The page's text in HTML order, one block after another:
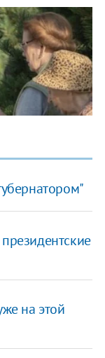
на этой